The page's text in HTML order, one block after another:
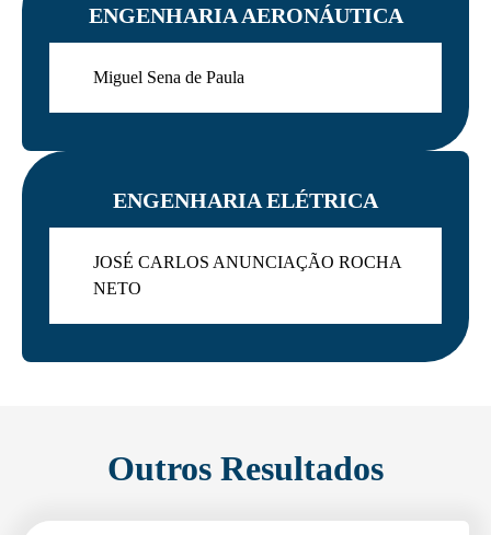
ENGENHARIA AERONÁUTICA
Miguel Sena de Paula
ENGENHARIA ELÉTRICA
JOSÉ CARLOS ANUNCIAÇÃO ROCHA
NETO
Outros Resultados